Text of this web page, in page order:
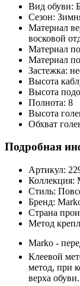
Вид обуви:
Сезон:
Материал
восковой
Материал
Материал
Застежка:
Высота
Высота
Полнота: 8
Высота
Обхват
Подробная
Артикул:
Коллекция:
Стиль:
Бренд:
Страна
Метод
Marko -
Клеевой
метод, при
верха обуви.